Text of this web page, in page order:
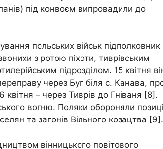
під конвоєм випровадили до
польських військ підполковник
з ротою піхоти, тиврівським
підрозділом. 15 квітня
через Буг біля с. Канава,
– через Тиврів до Гніваня [8].
вогню. Поляки обороняли
та загонів Вільного козацтва [9].
вінницького повітового